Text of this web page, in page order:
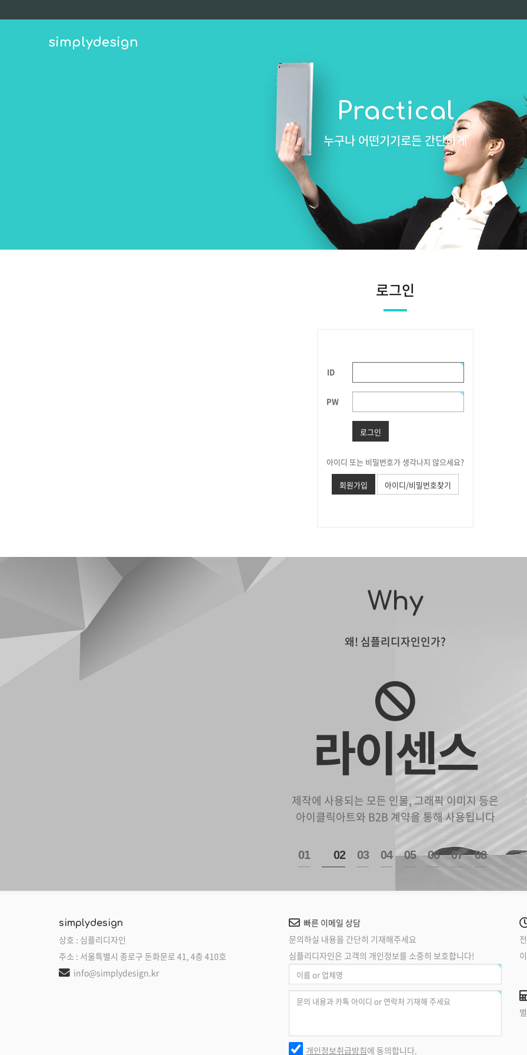
simplydesign
Practical
누구나 어떤기기로든 간단하게
로그인
ID
PW
로그인
아이디 또는 비밀번호가 생각나지 않으세요?
회원가입 아이디/비밀번호찾기
Why
왜! 심플리디자인인가?
라이센스
제작에 사용되는 모든 인물, 그래픽 이미지 등은
아이클릭아트와 B2B 계약을 통해 사용됩니다
1 2 3 4 5 6 7 8
simplydesign
상호 : 심플리디자인
주소 : 서울특별시 종로구 돈화문로 41, 4층 410호
info@simplydesign.kr
빠른 이메일 상담
문의하실 내용을 간단히 기재해주세요
심플리디자인은 고객의 개인정보를 소중히 보호합니다!
개인정보취급방침에 동의합니다.